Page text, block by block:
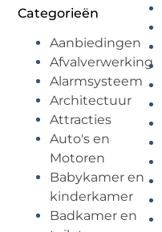
Categorieën
Aanbiedingen
Afvalverwerking
Alarmsysteem
Architectuur
Attracties
Auto's en
Motoren
Babykamer en
kinderkamer
Badkamer en